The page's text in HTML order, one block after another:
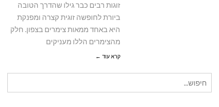
זוגות רבים כבר גילו שהדרך הטובה
ביורת לחופשה זוגית קצרה ומפנקת
היא באחד ממאות צימרים בצפון. חלק
מהצימרים הללו מעניקים
קרא עוד ←
עבור: